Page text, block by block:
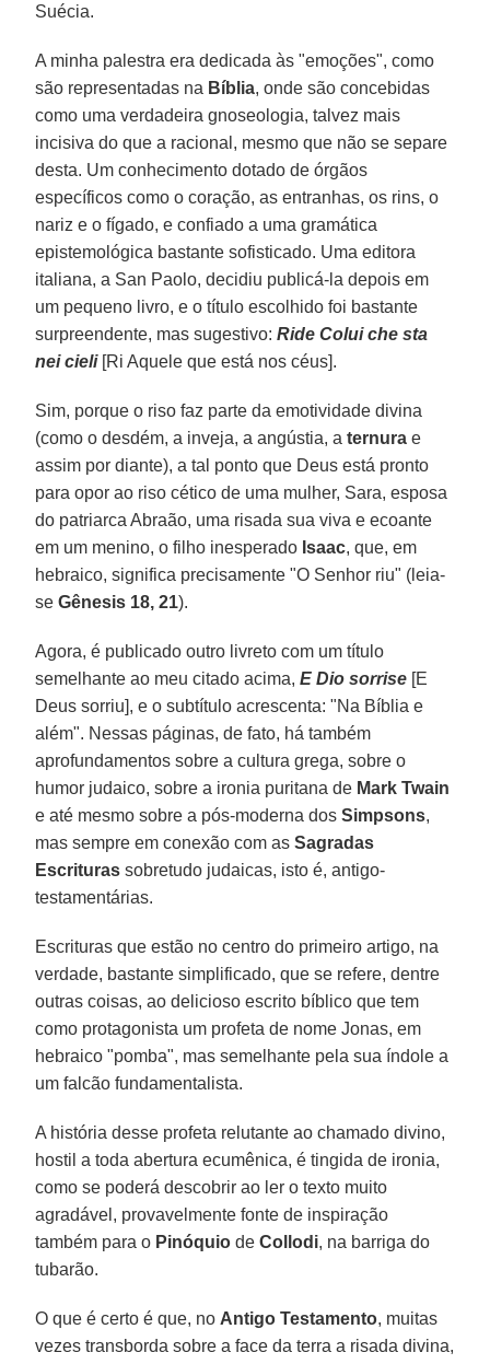
Suécia.
A minha palestra era dedicada às "emoções", como
são representadas na Bíblia, onde são concebidas
como uma verdadeira gnoseologia, talvez mais
incisiva do que a racional, mesmo que não se separe
desta. Um conhecimento dotado de órgãos
específicos como o coração, as entranhas, os rins, o
nariz e o fígado, e confiado a uma gramática
epistemológica bastante sofisticado. Uma editora
italiana, a San Paolo, decidiu publicá-la depois em
um pequeno livro, e o título escolhido foi bastante
surpreendente, mas sugestivo:Ride Colui che sta
nei cieli [Ri Aquele que está nos céus].
Sim, porque o riso faz parte da emotividade divina
(como o desdém, a inveja, a angústia, aternura e
assim por diante), a tal ponto que Deus está pronto
para opor ao riso cético de uma mulher, Sara, esposa
do patriarca Abraão, uma risada sua viva e ecoante
em um menino, o filho inesperado Isaac, que, em
hebraico, significa precisamente "O Senhor riu" (leia-
seGênesis 18, 21).
Agora, é publicado outro livreto com um título
semelhante ao meu citado acima,E Dio sorrise [E
Deus sorriu], e o subtítulo acrescenta: "Na Bíblia e
além". Nessas páginas, de fato, há também
aprofundamentos sobre a cultura grega, sobre o
humor judaico, sobre a ironia puritana de Mark Twain
e até mesmo sobre a pós-moderna dosSimpsons,
mas sempre em conexão com asSagradas
Escrituras sobretudo judaicas, isto é, antigo-
testamentárias.
Escrituras que estão no centro do primeiro artigo, na
verdade, bastante simplificado, que se refere, dentre
outras coisas, ao delicioso escrito bíblico que tem
como protagonista um profeta de nome Jonas, em
hebraico "pomba", mas semelhante pela sua índole a
um falcão fundamentalista.
A história desse profeta relutante ao chamado divino,
hostil a toda abertura ecumênica, é tingida de ironia,
como se poderá descobrir ao ler o texto muito
agradável, provavelmente fonte de inspiração
também para o Pinóquio deCollodi, na barriga do
tubarão.
O que é certo é que, no Antigo Testamento, muitas
vezes transborda sobre a face da terra a risada divina,